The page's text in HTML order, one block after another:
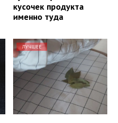
кусочек продукта
именно туда
ЛУЧШЕЕ